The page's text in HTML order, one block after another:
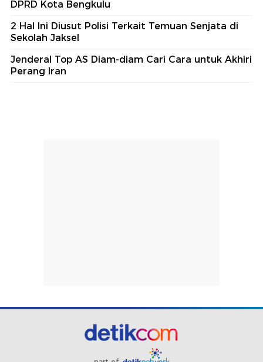
DPRD Kota Bengkulu
2 Hal Ini Diusut Polisi Terkait Temuan Senjata di
Sekolah Jaksel
Jenderal Top AS Diam-diam Cari Cara untuk Akhiri
Perang Iran